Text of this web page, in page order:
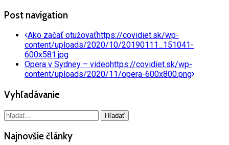
Post navigation
Ako začať otužovaťhttps://covidiet.sk/wp-
content/uploads/2020/10/20190111_151041-
600x581.jpg
Opera v Sydney – videohttps://covidiet.sk/wp-
content/uploads/2020/11/opera-600x800.png
Vyhľadávanie
Najnovšie články